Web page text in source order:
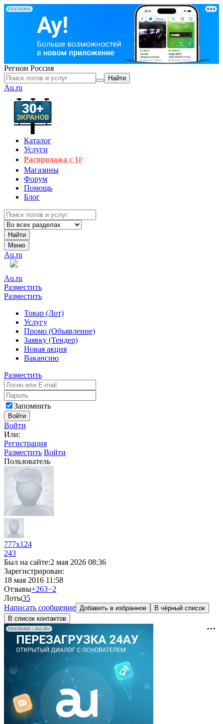
РЕКЛАМА
Регион Россия
Найти
Au.ru
Каталог
Услуги
Распродажа с 1₽
Магазины
Форум
Помощь
Блог
Найти
Меню
Au.ru
Au.ru
Разместить
Разместить
Товар (Лот)
Услугу
Промо (Объявление)
Заявку (Тендер)
Новая акция
Вакансию
Разместить
Запомнить
Войти
Войти
Или:
Регистрация
Разместить Войти
Пользователь
777x124
243
Был на сайте:2 мая 2026 08:36
Зарегистрирован:
18 мая 2016 11:58
Отзывы+263−2
Лоты35
Написать сообщение Добавить в избранное
В чёрный список
В список контактов
РЕКЛАМА • AU.RU